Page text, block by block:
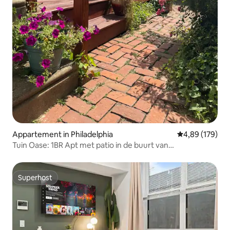
Appartement in Philadelphia Gemiddelde
4,89 (179)
Tuin Oase: 1BR Apt met patio in de buurt van
Superhost
Superhost